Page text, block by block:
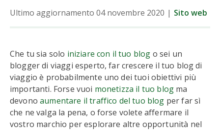
Ultimo aggiornamento 04 novembre 2020 | Sito web
Che tu sia solo iniziare con il tuo blog o sei un
blogger di viaggi esperto, far crescere il tuo blog di
viaggio è probabilmente uno dei tuoi obiettivi più
importanti. Forse vuoi monetizza il tuo blog ma
devonoaumentare il traffico del tuo blog per far sì
che ne valga la pena, o forse volete affermare il
vostro marchio per esplorare altre opportunità nel